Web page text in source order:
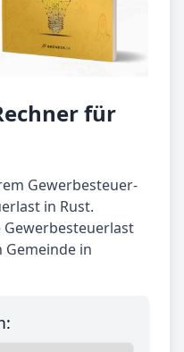
für
Gewerbesteuer-
in Rust.
Gemeinde in